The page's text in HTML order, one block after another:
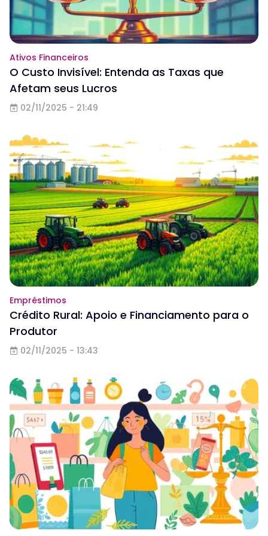
Ativos Financeiros
O Custo Invisível: Entenda as Taxas que
Afetam seus Lucros
02/11/2025 - 21:49
Empréstimos
Crédito Rural: Apoio e Financiamento para o
Produtor
02/11/2025 - 13:43